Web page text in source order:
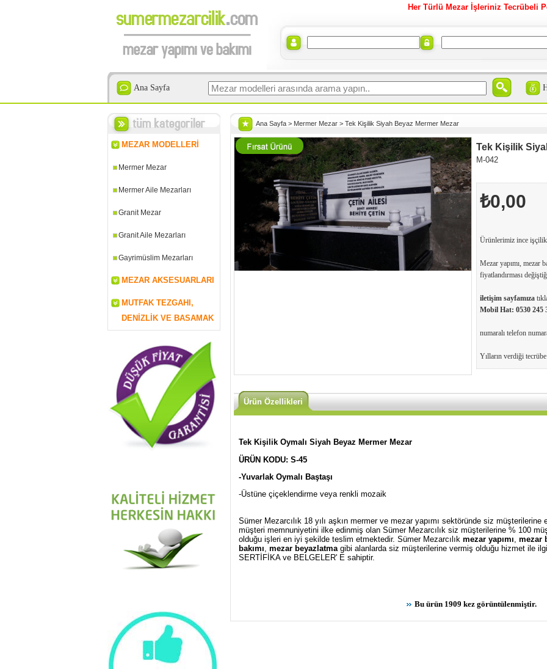
Her Türlü Mezar İşleriniz Tecrübeli
Ana Sayfa
MEZAR MODELLERİ
Mermer Mezar
Mermer Aile Mezarları
Granit Mezar
Granit Aile Mezarları
Gayrimüslim Mezarları
MEZAR AKSESUARLARI
MUTFAK TEZGAHI,
DENİZLİK VE BASAMAK
Ana Sayfa > Mermer Mezar > Tek Kişilik Siyah Beyaz Mermer Mezar
Tek Kişilik
M-042
₺0,00
Ürünlerimiz ince
Mezar yapımı, mezar
fiyatlandırması
iletişim sayfamıza
Mobil Hat: 0530 245
numaralı telefon
Yılların verdiği
Ürün Özellikleri
Tek Kişilik Oymalı Siyah Beyaz Mermer Mezar
ÜRÜN KODU: S-45
-Yuvarlak Oymalı Baştaşı
-Üstüne çiçeklendirme veya renkli mozaik
Sümer Mezarcılık 18 yılı aşkın mermer ve mezar yapımı sektöründe siz
müşteri memnuniyetini ilke edinmiş olan Sümer Mezarcılık siz müşterilerine % 100
olduğu işleri en iyi şekilde teslim etmektedir. Sümer Mezarcılık mezar yapımı mezar
bakımı mezar beyazlatma gibi alanlarda siz müşterilerine vermiş olduğu hizmet ile
SERTİFİKA ve BELGELER' E sahiptir.
Bu ürün 1909 kez görüntülenmiştir.